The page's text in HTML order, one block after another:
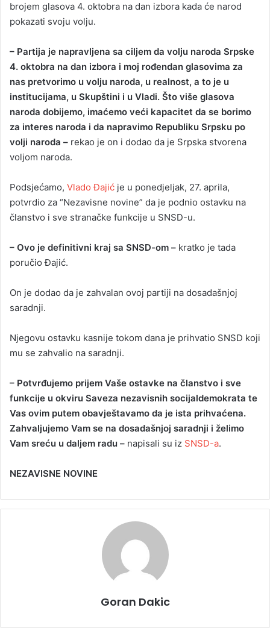
brojem glasova 4. oktobra na dan izbora kada će narod
pokazati svoju volju.
– Partija je napravljena sa ciljem da volju naroda Srpske
4. oktobra na dan izbora i moj rođendan glasovima za
nas pretvorimo u volju naroda, u realnost, a to je u
institucijama, u Skupštini i u Vladi. Što više glasova
naroda dobijemo, imaćemo veći kapacitet da se borimo
za interes naroda i da napravimo Republiku Srpsku po
volji naroda – rekao je on i dodao da je Srpska stvorena
voljom naroda.
Podsjećamo, Vlado Đajić je u ponedjeljak, 27. aprila,
potvrdio za “Nezavisne novine” da je podnio ostavku na
članstvo i sve stranačke funkcije u SNSD-u.
– Ovo je definitivni kraj sa SNSD-om – kratko je tada
poručio Đajić.
On je dodao da je zahvalan ovoj partiji na dosadašnjoj
saradnji.
Njegovu ostavku kasnije tokom dana je prihvatio SNSD koji
mu se zahvalio na saradnji.
– Potvrđujemo prijem Vaše ostavke na članstvo i sve
funkcije u okviru Saveza nezavisnih socijaldemokrata te
Vas ovim putem obavještavamo da je ista prihvaćena.
Zahvaljujemo Vam se na dosadašnjoj saradnji i želimo
Vam sreću u daljem radu – napisali su iz SNSD-a.
NEZAVISNE NOVINE
Goran Dakic